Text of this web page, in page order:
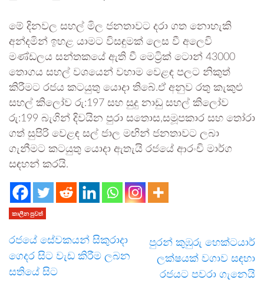
මේ දිනවල සහල් මිල ජනතාවට දරා ගත නොහැකි
අන්දමින් ඉහළ යාමට විසඳුමක් ලෙස වී අලෙවි
මණ්ඩලය සන්තකයේ ඇති වී මෙට්‍රික් ටොන් 43000
තොගය සහල් වශයෙන් වහාම වෙළඳ පලට නිකුත්
කිරීමට රජය කටයුතු යොදා තිබේ.ඒ අනුව රතු කැකුළු
සහල් කිලෝව රු:197 සහ සුදු නාඩු සහල් කිලෝව
රු:199 බැගින් දිවයින පුරා සතොස,සමූපකාර සහ තෝරා
ගත් සුපිරි වෙළඳ සල් ජාල මඟින් ජනතාවට ලබා
ගැනීමට කටයුතු යොදා ඇතැ‍යි රජයේ ආරංචි මාර්ග
සඳහන් කරයි.
කාලීන පුවත්
රජයේ සේවකයන් සිකුරාදා
ගෙදර සිට වැඩ කිරීම ලබන
සතියේ සිට
පුරන් කුඹුරු හෙක්ටයාර්
ලක්ෂයක් වගාව සඳහා
රජයට පවරා ගැනෙයි